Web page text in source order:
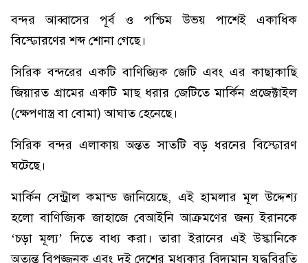
বন্দর আব্বাসের পূর্ব ও পশ্চিম উভয় পাশেই একাধিক
বিস্ফোরণের শব্দ শোনা গেছে।
সিরিক বন্দরের একটি বাণিজ্যিক জেটি এবং এর কাছাকাছি
জিয়ারত গ্রামের একটি মাছ ধরার জেটিতে মার্কিন প্রজেক্টাইল
(ক্ষেপণাস্ত্র বা বোমা) আঘাত হেনেছে।
সিরিক বন্দর এলাকায় অন্তত সাতটি বড় ধরনের বিস্ফোরণ
ঘটেছে।
মার্কিন সেন্ট্রাল কমান্ড জানিয়েছে, এই হামলার মূল উদ্দেশ্য
হলো বাণিজ্যিক জাহাজে বেআইনি আক্রমণের জন্য ইরানকে
‘চড়া মূল্য’ দিতে বাধ্য করা। তারা ইরানের এই উস্কানিকে
অত্যন্ত বিপজ্জনক এবং দুই দেশের মধ্যকার বিদ্যমান যুদ্ধবিরতি